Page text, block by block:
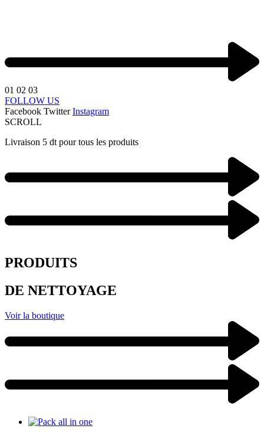
01 02 03
FOLLOW US
Facebook Twitter Instagram
SCROLL
Livraison 5 dt pour tous les produits
PRODUITS
DE NETTOYAGE
Voir la boutique